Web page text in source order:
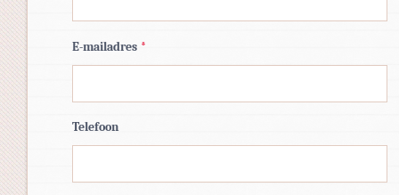
E-mailadres *
Telefoon